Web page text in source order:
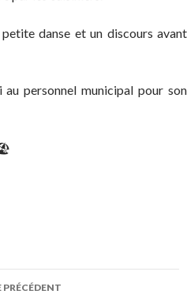
danse et un discours avant
personnel municipal pour son